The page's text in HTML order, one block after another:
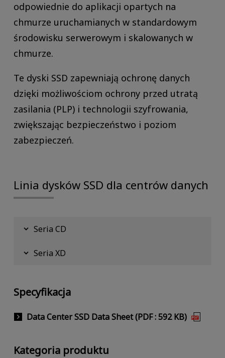
odpowiednie do aplikacji opartych na
chmurze uruchamianych w standardowym
środowisku serwerowym i skalowanych w
chmurze.
Te dyski SSD zapewniają ochronę danych
dzięki możliwościom ochrony przed utratą
zasilania (PLP) i technologii szyfrowania,
zwiększając bezpieczeństwo i poziom
zabezpieczeń.
Linia dysków SSD dla centrów danych
Seria CD
Seria XD
Specyfikacja
Data Center SSD Data Sheet (PDF : 592 KB)
Kategoria produktu